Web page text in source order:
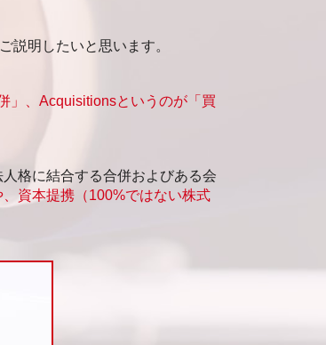
説明したいと思います。
」、Acquisitionsというのが「買
格に結合する合併およびある会
資本提携（100%ではない株式